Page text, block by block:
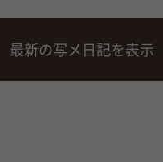
最新の写メ日記を表示